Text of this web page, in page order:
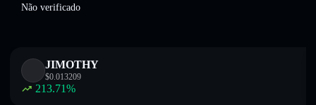
Não verificado
JIMOTHY
$0.013209
213.71%